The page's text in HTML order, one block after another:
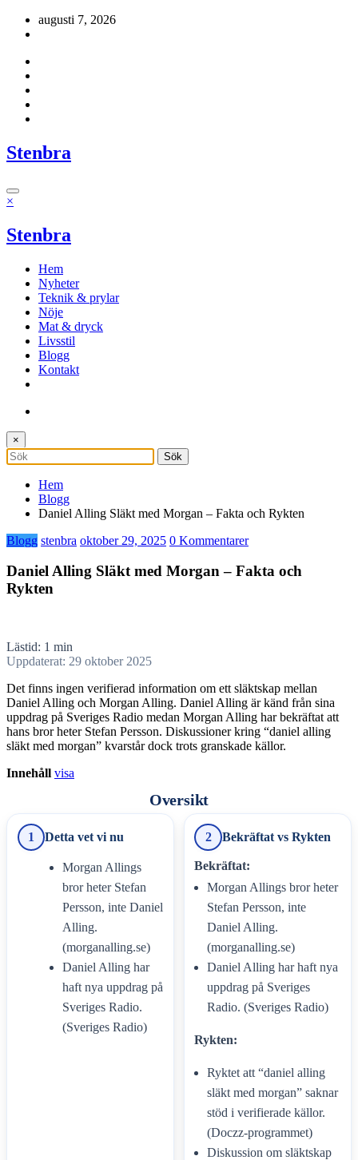
Hoppaaugusti 7, 2026
Stenbra
×
Stenbra
Hem
Nyheter
Teknik & prylar
Nöje
Mat & dryck
Livsstil
Blogg
Kontakt
×
Hem
Blogg
Daniel Alling Släkt med Morgan – Fakta och Rykten
Blogg stenbra oktober 29, 2025 0 Kommentarer
Daniel Alling Släkt med Morgan – Fakta och
Rykten
Lästid: 1 min
Uppdaterat: 29 oktober 2025
Det finns ingen verifierad information om ett släktskap mellan
Daniel Alling och Morgan Alling. Daniel Alling är känd från sina
uppdrag på Sveriges Radio medan Morgan Alling har bekräftat att
hans bror heter Stefan Persson. Diskussioner kring “daniel alling
släkt med morgan” kvarstår dock trots granskade källor.
Innehåll visa
Oversikt
1 Detta vet vi nu
Morgan Allings
bror heter Stefan
Persson, inte Daniel
Alling.
(morganalling.se)
Daniel Alling har
haft nya uppdrag på
Sveriges Radio.
(Sveriges Radio)
2 Bekräftat vs Rykten
Bekräftat:
Morgan Allings bror heter
Stefan Persson, inte
Daniel Alling.
(morganalling.se)
Daniel Alling har haft nya
uppdrag på Sveriges
Radio. (Sveriges Radio)
Rykten:
Ryktet att “daniel alling
släkt med morgan” saknar
stöd i verifierade källor.
(Doczz-programmet)
Diskussion om släktskap